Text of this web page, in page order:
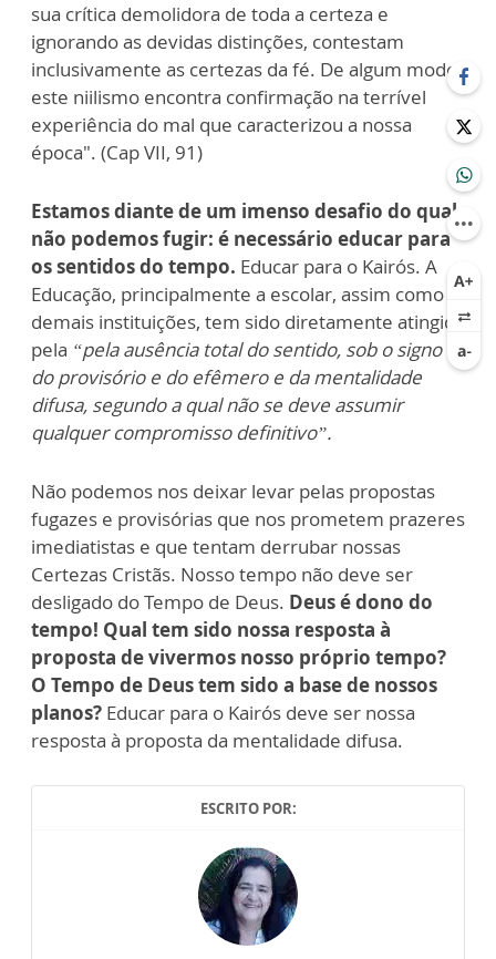
sua crítica demolidora de toda a certeza e
ignorando as devidas distinções, contestam
inclusivamente as certezas da fé. De algum modo,
este niilismo encontra confirmação na terrível
experiência do mal que caracterizou a nossa
época". (Cap VII, 91)
Estamos diante de um imenso desafio do qual
não podemos fugir: é necessário educar para
os sentidos do tempo. Educar para o Kairós. A
Educação, principalmente a escolar, assim como
demais instituições, tem sido diretamente atingida
pela “pela ausência total do sentido, sob o signo
do provisório e do efêmero e da mentalidade
difusa, segundo a qual não se deve assumir
qualquer compromisso definitivo”.
Não podemos nos deixar levar pelas propostas
fugazes e provisórias que nos prometem prazeres
imediatistas e que tentam derrubar nossas
Certezas Cristãs. Nosso tempo não deve ser
desligado do Tempo de Deus. Deus é dono do
tempo! Qual tem sido nossa resposta à
proposta de vivermos nosso próprio tempo?
O Tempo de Deus tem sido a base de nossos
planos? Educar para o Kairós deve ser nossa
resposta à proposta da mentalidade difusa.
ESCRITO POR: